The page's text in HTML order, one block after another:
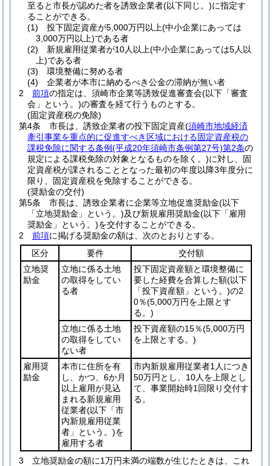
至ると市長が認めた者を誘致企業者(以下同じ。)に指定す
ることができる。
(1)
投下固定資産が5,000万円以上(中小企業にあっては
3,000万円以上)である者
(2)
新規雇用従業者が10人以上(中小企業にあっては5人以
上)である者
(3)
環境整備に努める者
(4)
企業者が本市に納めるべき公金の滞納が無い者
2
前項の指定は、須崎市企業等誘致促進審査会(以下「審査
会」という。)の審査を経て行うものとする。
(固定資産税の免除)
第4条
市長は、誘致企業者の投下固定資産(須崎市地域経済
牽引事業を重点的に促進すべき区域における固定資産税の
課税免除に関する条例(平成20年須崎市条例第27号)第2条の
規定による課税免除の対象となるものを除く。)に対し、固
定資産税が課されることとなった最初の年度以降3年度分に
限り、固定資産税を免除することができる。
(奨励金の交付)
第5条
市長は、誘致企業者に企業等立地促進奨励金(以下
「立地奨励金」という。)及び新規雇用奨励金(以下「雇用
奨励金」という。)を交付することができる。
2
前項に掲げる奨励金の額は、次のとおりとする。
区分
要件
交付額
立地奨
励金
立地に係る土地
の取得をしてい
る者
投下固定資産額と環境整備に
要した経費を合算した額(以下
「投下資産額」という。)の2
0％(5,000万円を上限とす
る。)
立地に係る土地
の取得をしてい
ない者
投下資産額の15％(5,000万円
を上限とする。)
雇用奨
励金
本市に住所を有
し、かつ、6か月
以上雇用が見込
まれる新規雇用
従業者(以下「市
内新規雇用従業
者」という。)を
雇用する者
市内新規雇用従業者1人につき
50万円とし、10人を上限とし
て、事業開始時1回限り交付す
る。
3
立地奨励金の額に1万円未満の端数が生じたときは、これ